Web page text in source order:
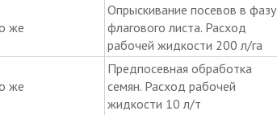
же
Опрыскивание посевов в фазу
флагового листа. Расход
рабочей жидкости 200 л/га
же
Предпосевная обработка
семян. Расход рабочей
жидкости 10 л/т